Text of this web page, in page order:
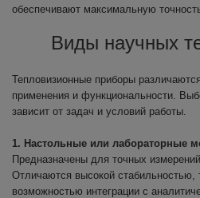
обеспечивают максимальную
Виды научных
Тепловизионные приборы
применения и функциональности.
зависит от задач и условий работы.
1. Настольные или лабораторные
Предназначены для точных
Отличаются высокой стабильностью,
возможностью интеграции с